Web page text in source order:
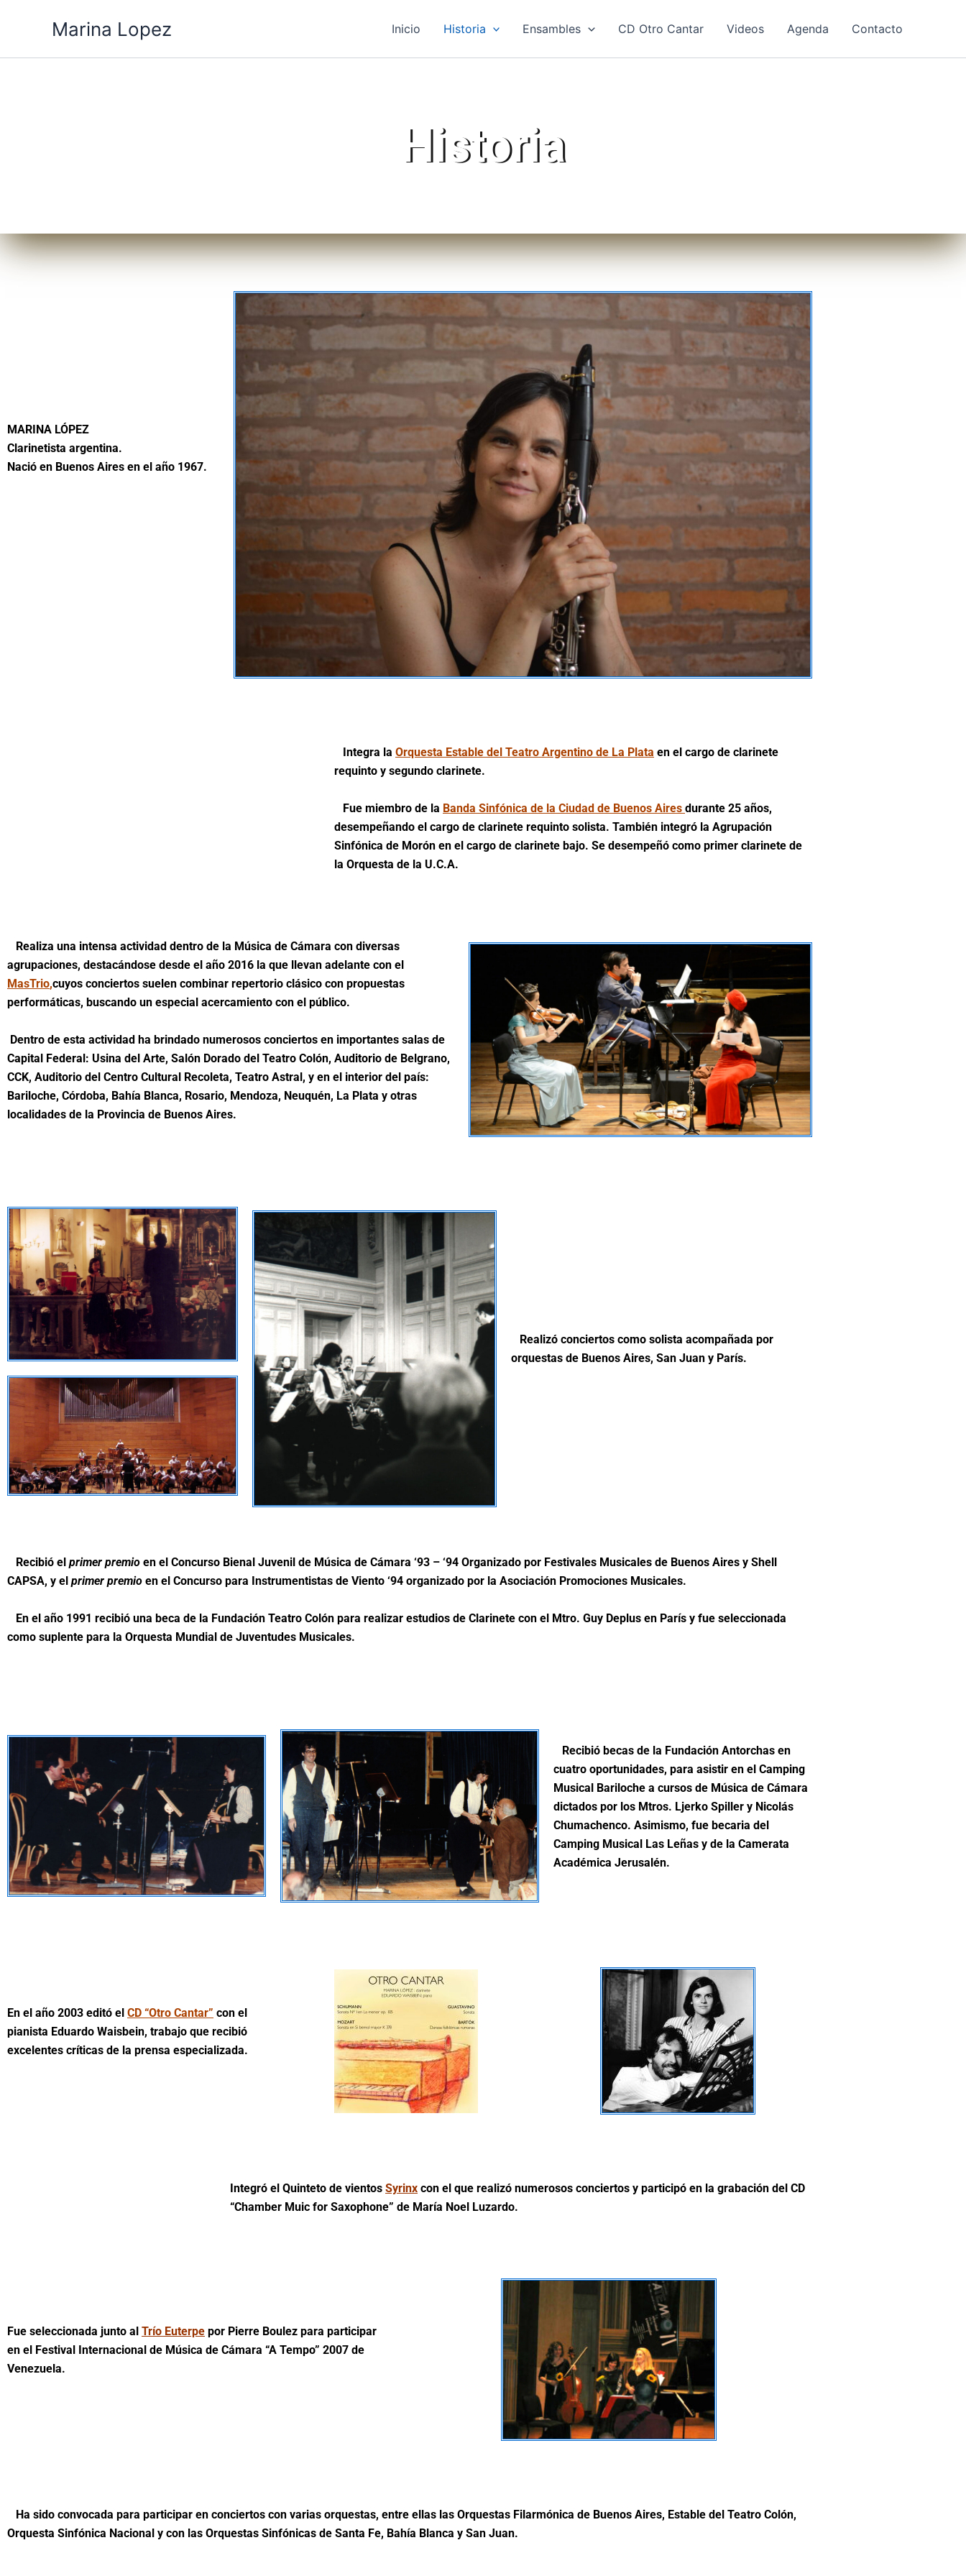
Marina Lopez Inicio Historia Ensambles CD Otro Cantar Videos Agenda Contacto
Historia
MARINA LÓPEZ
Clarinetista argentina.
Nació en Buenos Aires en el año 1967.
Integra la Orquesta Estable del Teatro Argentino de La Plata en el cargo de clarinete
requinto y segundo clarinete.
Fue miembro de la Banda Sinfónica de la Ciudad de Buenos Aires durante 25 años,
desempeñando el cargo de clarinete requinto solista. También integró la Agrupación
Sinfónica de Morón en el cargo de clarinete bajo. Se desempeñó como primer clarinete de
la Orquesta de la U.C.A.
Realiza una intensa actividad dentro de la Música de Cámara con diversas
agrupaciones, destacándose desde el año 2016 la que llevan adelante con el
MasTrio,cuyos conciertos suelen combinar repertorio clásico con propuestas
performáticas, buscando un especial acercamiento con el público.
Dentro de esta actividad ha brindado numerosos conciertos en importantes salas de
Capital Federal: Usina del Arte, Salón Dorado del Teatro Colón, Auditorio de Belgrano,
CCK, Auditorio del Centro Cultural Recoleta, Teatro Astral, y en el interior del país:
Bariloche, Córdoba, Bahía Blanca, Rosario, Mendoza, Neuquén, La Plata y otras
localidades de la Provincia de Buenos Aires.
Realizó conciertos como solista acompañada por
orquestas de Buenos Aires, San Juan y París.
Recibió el primer premio en el Concurso Bienal Juvenil de Música de Cámara ‘93 – ‘94 Organizado por Festivales Musicales de Buenos Aires y Shell
CAPSA, y el primer premio en el Concurso para Instrumentistas de Viento ‘94 organizado por la Asociación Promociones Musicales.
En el año 1991 recibió una beca de la Fundación Teatro Colón para realizar estudios de Clarinete con el Mtro. Guy Deplus en París y fue seleccionada
como suplente para la Orquesta Mundial de Juventudes Musicales.
Recibió becas de la Fundación Antorchas en
cuatro oportunidades, para asistir en el Camping
Musical Bariloche a cursos de Música de Cámara
dictados por los Mtros. Ljerko Spiller y Nicolás
Chumachenco. Asimismo, fue becaria del
Camping Musical Las Leñas y de la Camerata
Académica Jerusalén.
En el año 2003 editó el CD “Otro Cantar” con el
pianista Eduardo Waisbein, trabajo que recibió
excelentes críticas de la prensa especializada.
Integró el Quinteto de vientos Syrinx con el que realizó numerosos conciertos y participó en la grabación del CD
“Chamber Muic for Saxophone” de María Noel Luzardo.
Fue seleccionada junto al Trío Euterpe por Pierre Boulez para participar
en el Festival Internacional de Música de Cámara “A Tempo” 2007 de
Venezuela.
Ha sido convocada para participar en conciertos con varias orquestas, entre ellas las Orquestas Filarmónica de Buenos Aires, Estable del Teatro Colón,
Orquesta Sinfónica Nacional y con las Orquestas Sinfónicas de Santa Fe, Bahía Blanca y San Juan.